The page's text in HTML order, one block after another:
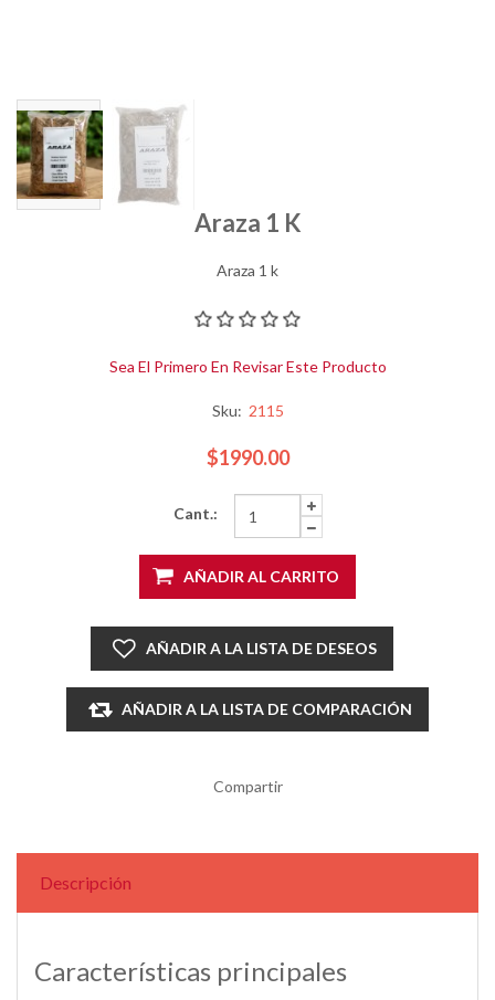
Araza 1 K
Araza 1 k
Sea El Primero En Revisar Este Producto
Sku: 2115
$1990.00
Cant.:
AÑADIR AL CARRITO
AÑADIR A LA LISTA DE DESEOS
AÑADIR A LA LISTA DE COMPARACIÓN
Compartir
Descripción
Características principales